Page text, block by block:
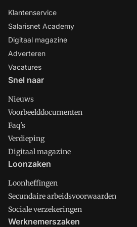
Klantenservice
Salarisnet Academy
Digitaal magazine
Adverteren
Vacatures
Snel naar
Nieuws
Voorbeelddocumenten
Faq's
Verdieping
Digitaal magazine
Loonzaken
Loonheffingen
Secundaire arbeidsvoorwaarden
Sociale verzekeringen
Werknemerszaken